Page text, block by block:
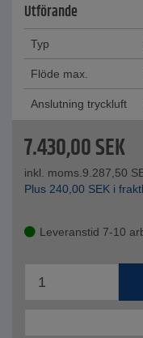
Utförande
Typ
Flöde max.
Anslutning tryckluft
7.430,00SEK
inkl. moms.9.287,50
Plus 240,00 SEK i
Leveranstid 7-10